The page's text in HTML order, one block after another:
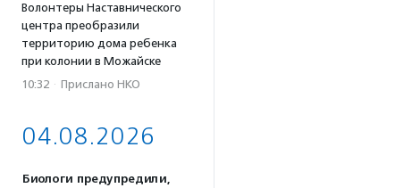
Волонтеры Наставнического
центра преобразили
территорию дома ребенка
при колонии в Можайске
10:32 · Прислано НКО
04.08.2026
Биологи предупредили,